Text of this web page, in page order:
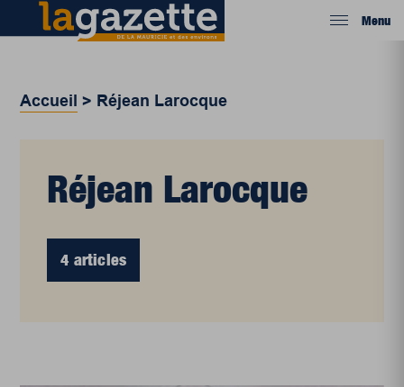
Menu
Accueil > Réjean Larocque
Réjean Larocque
4 articles